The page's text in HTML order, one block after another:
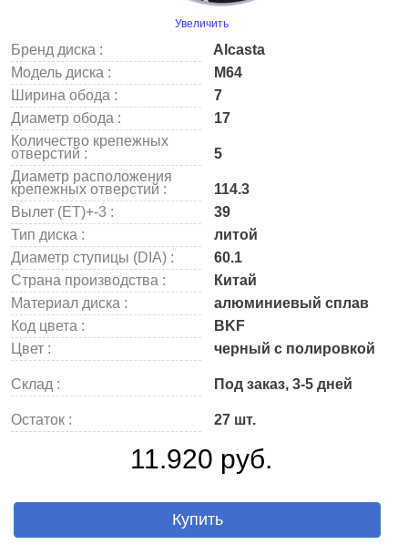
Увеличить
Бренд диска :
Alcasta
Модель диска :
M64
Ширина обода :
7
Диаметр обода :
17
Количество крепежных
отверстий :
5
Диаметр расположения
крепежных отверстий :
114.3
Вылет (ET)+-3 :
39
Тип диска :
литой
Диаметр ступицы (DIA) :
60.1
Страна производства :
Китай
Материал диска :
алюминиевый сплав
Код цвета :
BKF
Цвет :
черный с полировкой
Склад : Под заказ, 3-5 дней
Остаток : 27 шт.
11.920 руб.
Купить